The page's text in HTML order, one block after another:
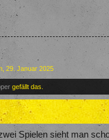
29. Januar 2025
gefällt das.
Spielen sieht man